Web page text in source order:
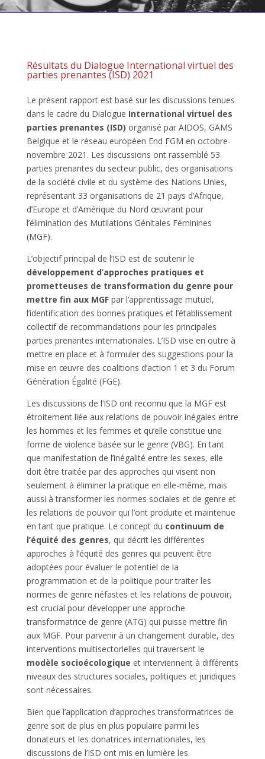
Résultats du Dialogue International virtuel des
parties prenantes (ISD) 2021
Le présent rapport est basé sur les discussions tenues
dans le cadre du Dialogue International virtuel des
parties prenantes (ISD) organisé par AIDOS, GAMS
Belgique et le réseau européen End FGM en octobre-
novembre 2021. Les discussions ont rassemblé 53
parties prenantes du secteur public, des organisations
de la société civile et du système des Nations Unies,
représentant 33 organisations de 21 pays d’Afrique,
d’Europe et d’Amérique du Nord œuvrant pour
l’élimination des Mutilations Génitales Féminines
(MGF).
L’objectif principal de l’ISD est de soutenir le
développement d’approches pratiques et
prometteuses de transformation du genre pour
mettre fin aux MGFpar l’apprentissage mutuel,
l’identification des bonnes pratiques et l’établissement
collectif de recommandations pour les principales
parties prenantes internationales. L’ISD vise en outre à
mettre en place et à formuler des suggestions pour la
mise en œuvre des coalitions d’action 1 et 3 du Forum
Génération Égalité (FGE).
Les discussions de l’ISD ont reconnu que la MGF est
étroitement liée aux relations de pouvoir inégales entre
les hommes et les femmes et qu’elle constitue une
forme de violence basée sur le genre (VBG). En tant
que manifestation de l’inégalité entre les sexes, elle
doit être traitée par des approches qui visent non
seulement à éliminer la pratique en elle-même, mais
aussi à transformer les normes sociales et de genre et
les relations de pouvoir qui l’ont produite et maintenue
en tant que pratique. Le concept du continuum de
l’équité des genres, qui décrit les différentes
approches à l’équité des genres qui peuvent être
adoptées pour évaluer le potentiel de la
programmation et de la politique pour traiter les
normes de genre néfastes et les relations de pouvoir,
est crucial pour développer une approche
transformatrice de genre (ATG) qui puisse mettre fin
aux MGF. Pour parvenir à un changement durable, des
interventions multisectorielles qui traversent le
modèle socioécologique et interviennent à différents
niveaux des structures sociales, politiques et juridiques
sont nécessaires.
Bien que l’application d’approches transformatrices de
genre soit de plus en plus populaire parmi les
donateurs et les donatrices internationales, les
discussions de l’ISD ont mis en lumière les